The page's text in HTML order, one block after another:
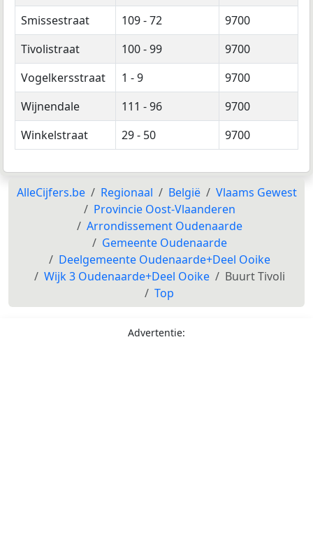
Smissestraat
109 - 72
9700
Tivolistraat
100 - 99
9700
Vogelkersstraat
1 - 9
9700
Wijnendale
111 - 96
9700
Winkelstraat
29 - 50 9700
AlleCijfers.be Regionaal België
Vlaams Gewest
Provincie Oost-Vlaanderen
Arrondissement Oudenaarde
Gemeente Oudenaarde
Deelgemeente Oudenaarde+Deel Ooike
Wijk 3 Oudenaarde+Deel Ooike
Buurt Tivoli
Top
Advertentie: